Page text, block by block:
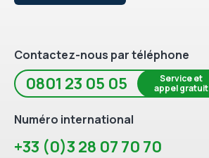
Contactez-nous par téléphone
0801 23 05 05
Service et
appel gratuit
Numéro international
+33 (0)3 28 07 70 70